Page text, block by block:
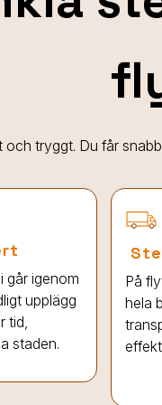
tryggt. Du får
går igenom
upplägg
tid,
staden.
På
hela